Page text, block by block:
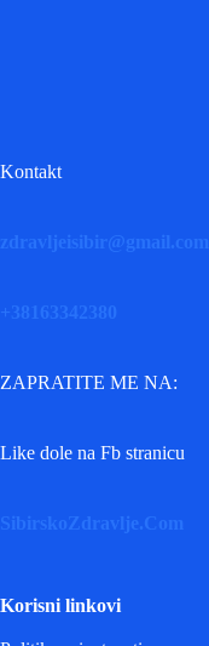
Kontakt
zdravljeisibir@gmail.com
+38163342380
ZAPRATITE ME NA:
Like dole na Fb stranicu
SibirskoZdravlje.Com
Korisni linkovi